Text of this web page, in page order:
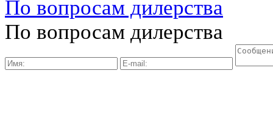
По вопросам дилерства
По вопросам дилерства